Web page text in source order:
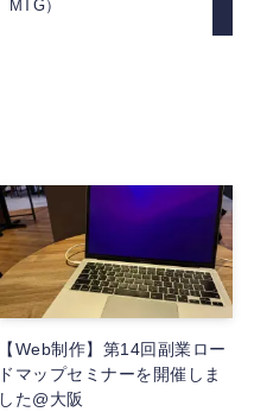
MTG）
【Web制作】第14回副業ロー
ドマップセミナーを開催しま
した@大阪